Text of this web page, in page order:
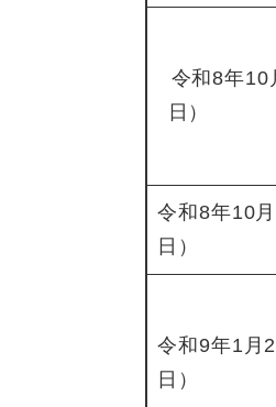
令和8年10
日
令和8年10
日）
令和9年1月
日）